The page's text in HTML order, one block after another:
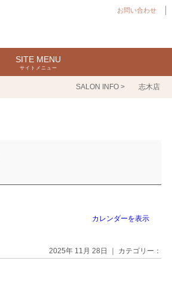
お問い合わせ
SITE MENU
サイトメニュー
SALON INFO > 志木店
カレンダーを表示
2025年 11月 28日 ｜ カテゴリー：